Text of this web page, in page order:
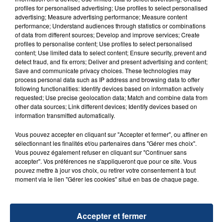
d'un liquide inflammable.
20 juillet 2026
UNE ADOLESCENTE DEVANT SE FAIRE
OPÉRER DE LA CHEVILLE RESSORT DE LA...
La famille a porté plainte contre la clinique qui a
excuses.
TITRES DIFFUSÉS
12h01
12h01 11h58
11h58
profiles for personalised advertising; Use profiles to select personalised
advertising; Measure advertising performance; Measure content
performance; Understand audiences through statistics or combinations
of data from different sources; Develop and improve services; Create
profiles to personalise content; Use profiles to select personalised
content; Use limited data to select content; Ensure security, prevent and
detect fraud, and fix errors; Deliver and present advertising and content;
Save and communicate privacy choices. These technologies may
process personal data such as IP address and browsing data to offer
following functionalities: Identify devices based on information actively
requested; Use precise geolocation data; Match and combine data from
other data sources; Link different devices; Identify devices based on
information transmitted automatically.
Vous pouvez accepter en cliquant sur "Accepter et fermer", ou affiner en
sélectionnant les finalités et/ou partenaires dans "Gérer mes choix".
Vous pouvez également refuser en cliquant sur "Continuer sans
accepter". Vos préférences ne s'appliqueront que pour ce site. Vous
pouvez mettre à jour vos choix, ou retirer votre consentement à tout
moment via le lien "Gérer les cookies" situé en bas de chaque page.
Accepter et fermer